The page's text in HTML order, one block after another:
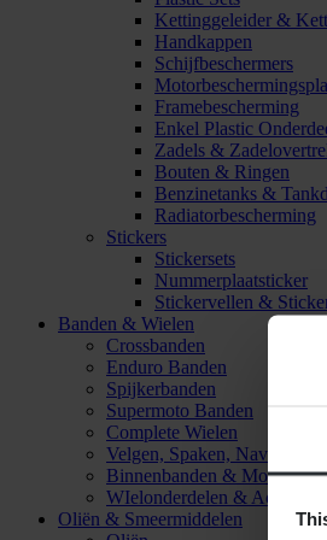
Kettinggeleider &
Handkappen
Schijfbeschermers
Framebescherming
Enkel Plastic
Zadels &
Bouten & Ringen
Benzinetanks &
Radiatorbescherming
Stickers
Stickersets
Nummerplaatsticker
Stickervellen &
Banden & Wielen
Crossbanden
Enduro Banden
Spijkerbanden
Supermoto Banden
Complete Wielen
Velgen, Spaken, Naven &
Binnenbanden & Mousses
WIelonderdelen &
Oliën & Smeermiddelen